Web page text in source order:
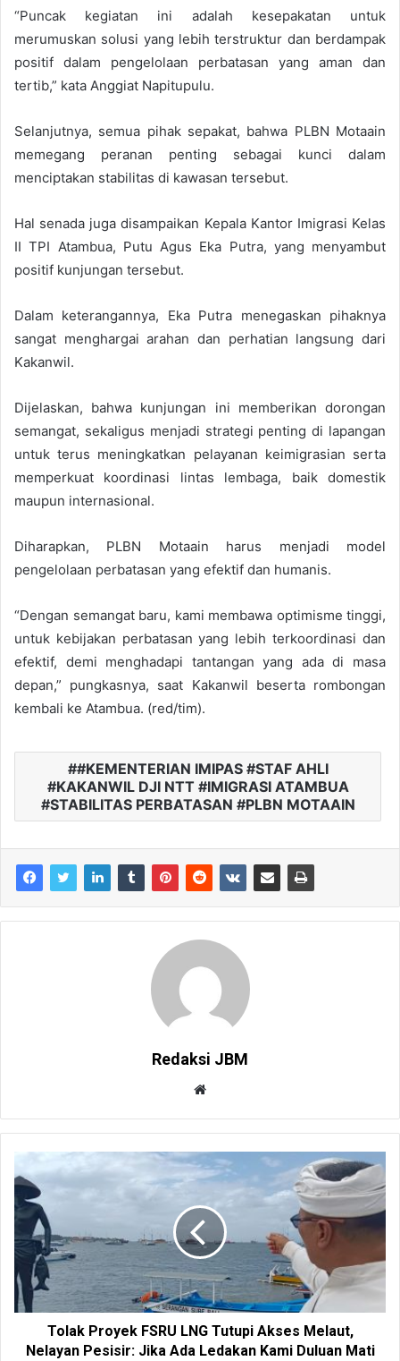
“Puncak kegiatan ini adalah kesepakatan untuk
merumuskan solusi yang lebih terstruktur dan berdampak
positif dalam pengelolaan perbatasan yang aman dan
tertib,” kata Anggiat Napitupulu.
Selanjutnya, semua pihak sepakat, bahwa PLBN Motaain
memegang peranan penting sebagai kunci dalam
menciptakan stabilitas di kawasan tersebut.
Hal senada juga disampaikan Kepala Kantor Imigrasi Kelas
II TPI Atambua, Putu Agus Eka Putra, yang menyambut
positif kunjungan tersebut.
Dalam keterangannya, Eka Putra menegaskan pihaknya
sangat menghargai arahan dan perhatian langsung dari
Kakanwil.
Dijelaskan, bahwa kunjungan ini memberikan dorongan
semangat, sekaligus menjadi strategi penting di lapangan
untuk terus meningkatkan pelayanan keimigrasian serta
memperkuat koordinasi lintas lembaga, baik domestik
maupun internasional.
Diharapkan, PLBN Motaain harus menjadi model
pengelolaan perbatasan yang efektif dan humanis.
“Dengan semangat baru, kami membawa optimisme tinggi,
untuk kebijakan perbatasan yang lebih terkoordinasi dan
efektif, demi menghadapi tantangan yang ada di masa
depan,” pungkasnya, saat Kakanwil beserta rombongan
kembali ke Atambua. (red/tim).
#KEMENTERIAN IMIPAS #STAF AHLI
#KAKANWIL DJI NTT #IMIGRASI ATAMBUA
#STABILITAS PERBATASAN #PLBN MOTAAIN
Redaksi JBM
b
s
i
e
Tolak Proyek FSRU LNG Tutupi Akses Melaut,
Nelayan Pesisir: Jika Ada Ledakan Kami Duluan Mati